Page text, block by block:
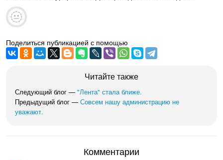
Поделиться публикацией с помощью
Читайте также
Следующий блог — "Лента" стала ближе.
Предыдущий блог — Совсем нашу администрацию не
уважают.
Комментарии